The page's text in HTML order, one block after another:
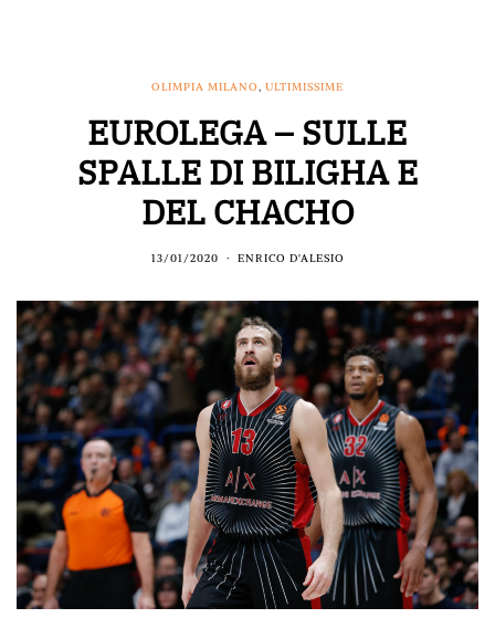
OLIMPIA MILANO, ULTIMISSIME
EUROLEGA – SULLE
SPALLE DI BILIGHA E
DEL CHACHO
13/01/2020 ENRICO D'ALESIO